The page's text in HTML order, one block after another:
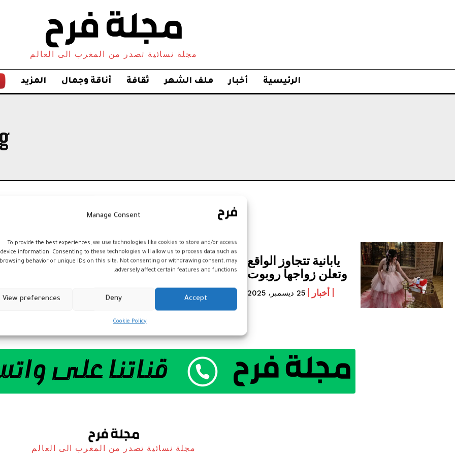
Manage Consent
To provide the best experiences, we use technologies like cookies to store and/or access
device information. Consenting to these technologies will allow us to process data such as
browsing behavior or unique IDs on this site. Not consenting or withdrawing consent, may
adversely affect certain features and functions.
Accept
Deny
View preferences
Cookie Policy
مجلة نسائية تصدر من المغرب الى العالم
الرئيسية أخبار ملف الشهر ثقافة أناقة وجمال المزيد
يابانية تتجاوز الواقع
وتعلن زواجها روبوت
أخبار 25 ديسمبر، 2025
مجلة نسائية تصدر من المغرب الى العالم